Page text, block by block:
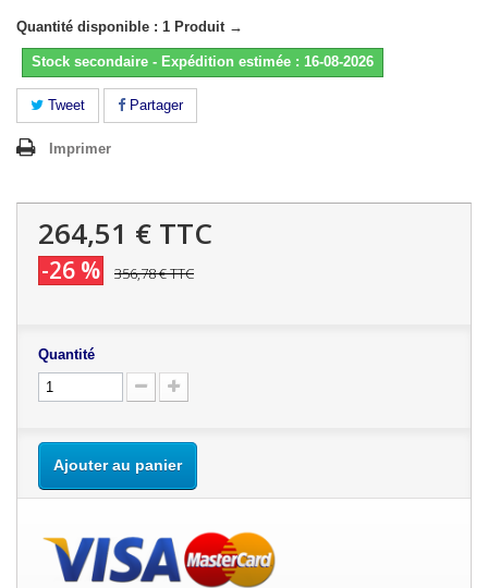
Quantité disponible : 1 Produit →
Stock secondaire - Expédition estimée : 16-08-2026
Tweet Partager
Imprimer
264,51 € TTC
-26 % 356,78 €TTC
Quantité
Ajouter au panier